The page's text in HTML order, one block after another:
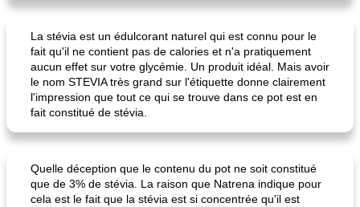
La stévia est un édulcorant naturel qui est connu pour le
fait qu'il ne contient pas de calories et n'a pratiquement
aucun effet sur votre glycémie. Un produit idéal. Mais avoir
le nom STEVIA très grand sur l'étiquette donne clairement
l'impression que tout ce qui se trouve dans ce pot est en
fait constitué de stévia.
Quelle déception que le contenu du pot ne soit constitué
que de 3% de stévia. La raison que Natrena indique pour
cela est le fait que la stévia est si concentrée qu'il est